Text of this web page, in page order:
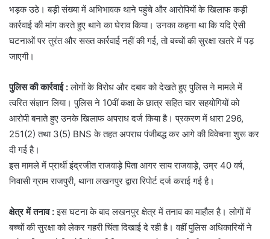
भड़क उठे। बड़ी संख्या में अभिभावक थाने पहुंचे और आरोपियों के खिलाफ कड़ी
कार्रवाई की मांग करते हुए थाने का घेराव किया। उनका कहना था कि यदि ऐसी
घटनाओं पर तुरंत और सख्त कार्रवाई नहीं की गई, तो बच्चों की सुरक्षा खतरे में पड़
जाएगी।
पुलिस की कार्रवाई :लोगों के विरोध और दबाव को देखते हुए पुलिस ने मामले में
त्वरित संज्ञान लिया। पुलिस ने 10वीं कक्षा के छात्र सहित चार सहयोगियों को
आरोपी बनाते हुए उनके खिलाफ अपराध दर्ज किया है। प्रकरण में धारा 296,
251(2) तथा 3(5) BNS के तहत अपराध पंजीबद्ध कर आगे की विवेचना शुरू कर
दी गई है।
इस मामले में प्रार्थी इंद्रजीत राजवाड़े पिता आगर साय राजवाड़े, उम्र 40 वर्ष,
निवासी ग्राम राजपुरी, थाना लखनपुर द्वारा रिपोर्ट दर्ज कराई गई है।
क्षेत्र में तनाव :इस घटना के बाद लखनपुर क्षेत्र में तनाव का माहौल है। लोगों में
बच्चों की सुरक्षा को लेकर गहरी चिंता दिखाई दे रही है। वहीं पुलिस अधिकारियों ने